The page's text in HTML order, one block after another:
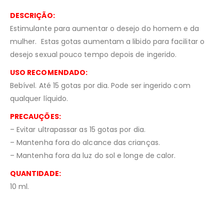
DESCRIÇÃO:
Estimulante para aumentar o desejo do homem e da
mulher. Estas gotas aumentam a libido para facilitar o
desejo sexual pouco tempo depois de ingerido.
USO RECOMENDADO:
Bebível. Até 15 gotas por dia. Pode ser ingerido com
qualquer líquido.
PRECAUÇÕES:
– Evitar ultrapassar as 15 gotas por dia.
– Mantenha fora do alcance das crianças.
– Mantenha fora da luz do sol e longe de calor.
QUANTIDADE:
10 ml.